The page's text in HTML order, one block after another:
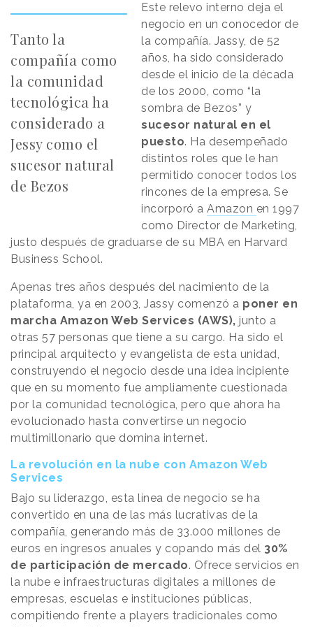
Tanto la
compañía como
la comunidad
tecnológica ha
considerado a
Jessy como el
sucesor natural
de Bezos
Este relevo interno deja el
negocio en un conocedor de
la compañía. Jassy, de 52
años, ha sido considerado
desde el inicio de la década
de los 2000, como “la
sombra de Bezos” y
sucesor natural en el
puesto. Ha desempeñado
distintos roles que le han
permitido conocer todos los
rincones de la empresa. Se
incorporó aAmazon en 1997
como Director de Marketing,
justo después de graduarse de su MBA en Harvard
Business School.
Apenas tres años después del nacimiento de la
plataforma, ya en 2003, Jassy comenzó a poner en
marcha Amazon Web Services (AWS), junto a
otras 57 personas que tiene a su cargo. Ha sido el
principal arquitecto y evangelista de esta unidad,
construyendo el negocio desde una idea incipiente
que en su momento fue ampliamente cuestionada
por la comunidad tecnológica, pero que ahora ha
evolucionado hasta convertirse un negocio
multimillonario que domina internet.
La revolución en la nube con Amazon Web
Services
Bajo su liderazgo, esta línea de negocio se ha
convertido en una de las más lucrativas de la
compañía, generando más de 33.000 millones de
euros en ingresos anuales y copando más del 30%
de participación de mercado. Ofrece servicios en
la nube e infraestructuras digitales a millones de
empresas, escuelas e instituciones públicas,
compitiendo frente a players tradicionales como